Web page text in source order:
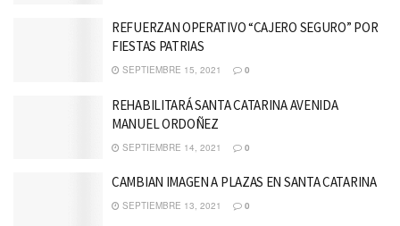
REFUERZAN OPERATIVO “CAJERO SEGURO” POR
FIESTAS PATRIAS
SEPTIEMBRE 15, 2021 0
REHABILITARÁ SANTA CATARINA AVENIDA
MANUEL ORDOÑEZ
SEPTIEMBRE 14, 2021 0
CAMBIAN IMAGEN A PLAZAS EN SANTA CATARINA
SEPTIEMBRE 13, 2021 0